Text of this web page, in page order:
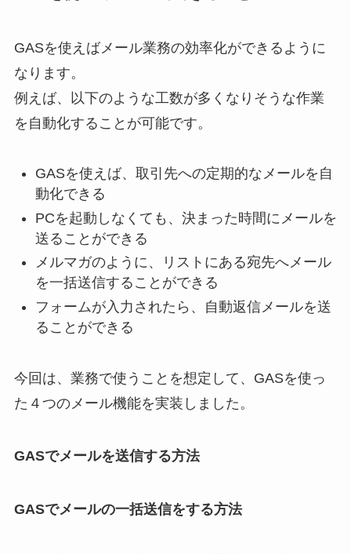
GASを使えばメール業務の効率化ができるように
なります。
例えば、以下のような工数が多くなりそうな作業
を自動化することが可能です。
GASを使えば、取引先への定期的なメールを自
動化できる
PCを起動しなくても、決まった時間にメールを
送ることができる
メルマガのように、リストにある宛先へメール
を一括送信することができる
フォームが入力されたら、自動返信メールを送
ることができる
今回は、業務で使うことを想定して、GASを使っ
た４つのメール機能を実装しました。
GASでメールを送信する方法
GASでメールの一括送信をする方法